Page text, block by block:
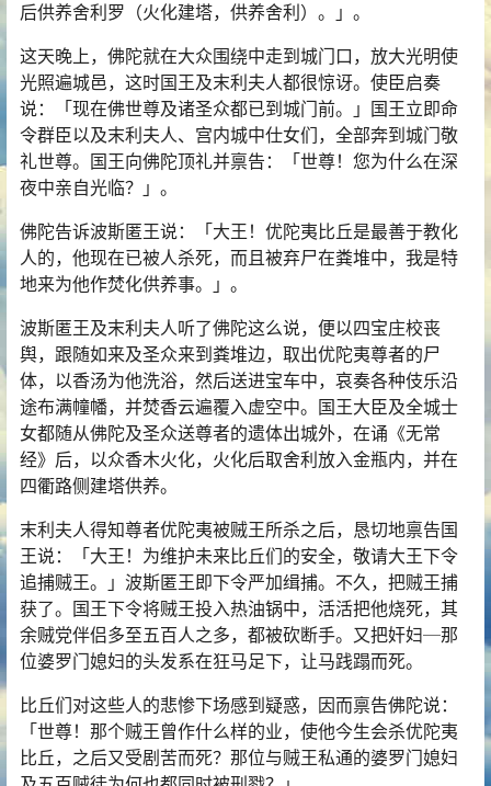
后供养舍利 罗（火化建塔，供养舍利）。」。
这天晚上，佛陀就在大众围绕中走到城门口，放大光明使
光照遍城邑，这时国王及末利夫人都很惊讶。使臣启奏
说：「现在佛世尊及诸圣众都已到城门前。」国王立即命
令群臣以及末利夫人、宫内城中仕女们，全部奔到城门敬
礼世尊。国王向佛陀顶礼并禀告：「世尊！您为什么在深
夜中亲自光临？」。
佛陀告诉波斯匿王说：「大王！优陀夷比丘是最善于教化
人的，他现在已被人杀死，而且被弃尸在粪堆中，我是特
地来为他作焚化供养事。」。
波斯匿王及末利夫人听了佛陀这么说，便以四宝庄校丧
舆，跟随如来及圣众来到粪堆边，取出优陀夷尊者的尸
体，以香汤为他洗浴，然后送进宝车中，哀奏各种伎乐沿
途布满幢幡，并焚香云遍覆入虚空中。国王大臣及全城士
女都随从佛陀及圣众送尊者的遗体出城外，在诵《无常
经》后，以众香木火化，火化后取舍利放入金瓶内，并在
四衢路侧建塔供养。
末利夫人得知尊者优陀夷被贼王所杀之后，恳切地禀告国
王说：「大王！为维护未来比丘们的安全，敬请大王下令
追捕贼王。」波斯匿王即下令严加缉捕。不久，把贼王捕
获了。国王下令将贼王投入热油锅中，活活把他烧死，其
余贼党伴侣多至五百人之多，都被砍断手。又把奸妇─那
位婆罗门媳妇的头发系在狂马足下，让马践蹋而死。
比丘们对这些人的悲惨下场感到疑惑，因而禀告佛陀说：
「世尊！那个贼王曾作什么样的业，使他今生会杀优陀夷
比丘，之后又受剧苦而死？那位与贼王私通的婆罗门媳妇